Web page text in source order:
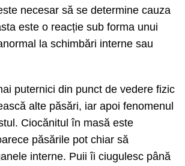
necesar să se determine cauza
este o reacție sub forma unui
la schimbări interne sau
puternici din punct de vedere fizic
alte păsări, iar apoi fenomenul
Ciocănitul în masă este
păsările pot chiar să
interne. Puii îi ciugulesc până